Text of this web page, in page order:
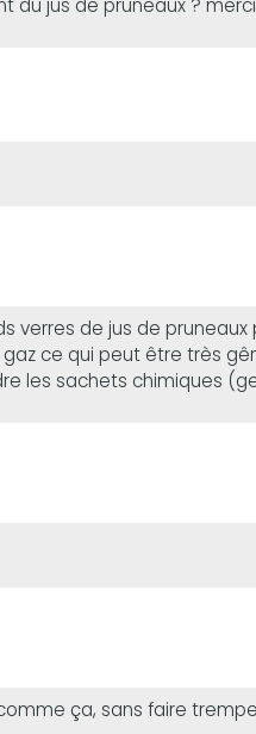
du jus de pruneaux ? merci
verres de jus de
ce qui peut être très
les sachets chimiques
ça, sans faire